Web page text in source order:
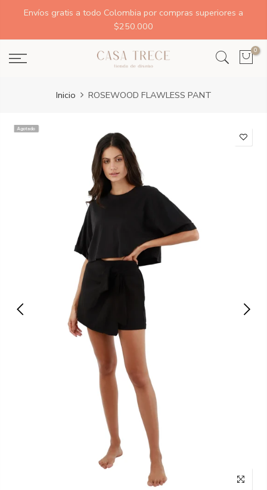
Envíos gratis a todo Colombia por compras superiores a
$250.000
0
Inicio ROSEWOOD FLAWLESS PANT
Agotado